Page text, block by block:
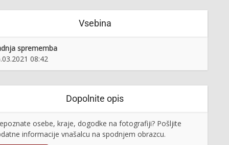
Vsebina
sprememba
08:42
Dopolnite opis
osebe, kraje, dogodke na fotografiji? Pošljite
informacije vnašalcu na spodnjem obrazcu.